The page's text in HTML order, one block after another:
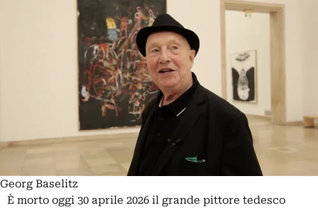
Georg Baselitz
È morto oggi 30 aprile 2026 il grande pittore tedesco